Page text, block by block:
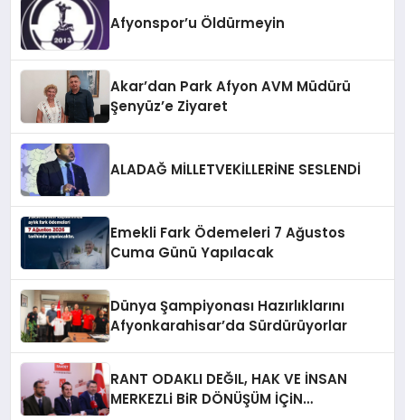
Afyonspor’u Öldürmeyin
Akar’dan Park Afyon AVM Müdürü
Şenyüz’e Ziyaret
ALADAĞ MİLLETVEKİLLERİNE SESLENDİ
Emekli Fark Ödemeleri 7 Ağustos
Cuma Günü Yapılacak
Dünya Şampiyonası Hazırlıklarını
Afyonkarahisar’da Sürdürüyorlar
RANT ODAKLI DEĞIL, HAK VE İNSAN
MERKEZLi BiR DÖNÜŞÜM İÇiN